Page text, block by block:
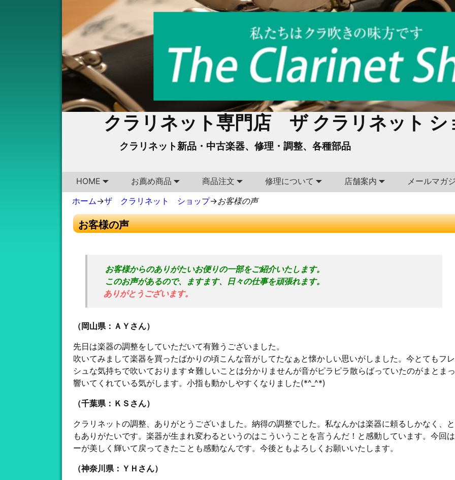
クラリネット専門店 ザ クラリネット シ
クラリネット新品・中古楽器、修理・調整、各種部品
HOME
お薦め商品 商品注文 修理について 店舗案内 メールマガ
ホーム→ザ クラリネット ショップ→お客様の声
お客様の声
お客様からのありがたいお便りの一部をご紹介いたします。
このお声があるので、ますます、日々の仕事を頑張れます。
ありがとうございます。
（岡山県：ＡＹさん）
先日は楽器の調整をしていただいて有難うございました。
吹いてみまして楽器を買ったばかりの頃こんな音がしてたなぁと懐かしい思いがしました。今とてもフ
シュな気持ちで吹いております☆難しいことは分かりませんが音がピラピラ散らばっていたのがまとま
響いてくれている気がします。小指も動かしやすくなりました(*^_^*)
（千葉県：ＫＳさん）
クラリネットの調整、ありがとうございました。納得の調整でした。私なんかは楽器に頼るしかなく、
もありがたいです。楽器が生まれ変わるというのはこういうことを言うんだ！と感動しています。今回
ーが美しく輝いて戻ってきたことも感動なんです。今後ともよろしくお願いいたします。
（神奈川県：ＹＨさん）